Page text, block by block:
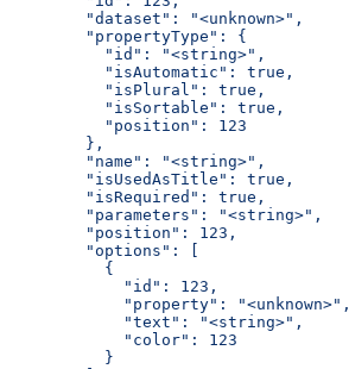
        "dataset": "<unknown>",
        "propertyType": {
          "id": "<string>",
          "isAutomatic": true,
          "isPlural": true,
          "isSortable": true,
          "position": 123
        },
        "name": "<string>",
        "isUsedAsTitle": true,
        "isRequired": true,
        "parameters": "<string>",
        "position": 123,
        "options": [
          {
            "id": 123,
            "property": "<unknown>",
            "text": "<string>",
            "color": 123
          }